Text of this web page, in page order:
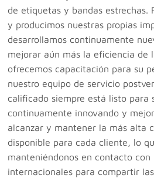
de etiquetas y bandas estrechas.
y producimos nuestras propias
desarrollamos continuamente
mejorar aún más la eficiencia de
ofrecemos capacitación para su
nuestro equipo de servicio
calificado siempre está listo para
continuamente innovando y
alcanzar y mantener la más alta
disponible para cada cliente, lo
manteniéndonos en contacto con
internacionales para compartir